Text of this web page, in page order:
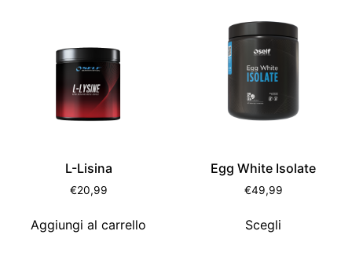
L-Lisina
€20,99
Aggiungi al carrello
Egg White Isolate
€49,99
Scegli